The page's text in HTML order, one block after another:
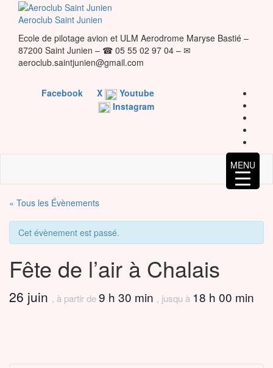
content
Aeroclub Saint Junien
Ecole de pilotage avion et ULM Aerodrome Maryse Bastié –
87200 Saint Junien – ☎ 05 55 02 97 04 – ✉
aeroclub.saintjunien@gmail.com
Facebook X
Youtube
Instagram
« Tous les Évènements
Cet évènement est passé.
Fête de l’air à Chalais
26 juin , à partir de9 h 30 min , jusqu à 18 h 00 min
MENU